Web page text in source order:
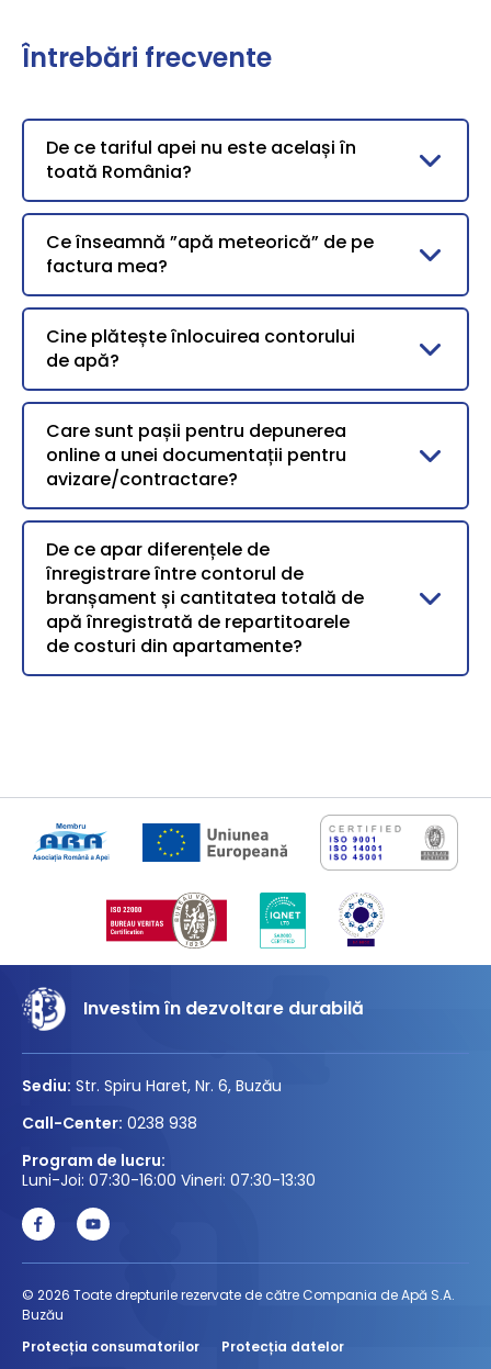
Întrebări frecvente
De ce tariful apei nu este același în
toată România?
Ce înseamnă ”apă meteorică” de pe
factura mea?
Cine plătește înlocuirea contorului
de apă?
Care sunt pașii pentru depunerea
online a unei documentații pentru
avizare/contractare?
De ce apar diferențele de
înregistrare între contorul de
branșament și cantitatea totală de
apă înregistrată de repartitoarele
de costuri din apartamente?
Investim în dezvoltare durabilă
Sediu: Str. Spiru Haret, Nr. 6, Buzău
Call-Center: 0238 938
Program de lucru:
Luni-Joi: 07:30-16:00 Vineri: 07:30-13:30
© 2026 Toate drepturile rezervate de către Compania de Apă S.A.
Buzău
Protecția consumatorilor
Protecția datelor